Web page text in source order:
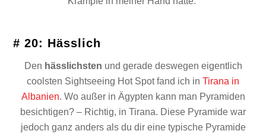
# 20: Hässlich
Den hässlichsten und gerade deswegen eigentlich
coolsten Sightseeing Hot Spot fand ich in Tirana in
Albanien. Wo außer in Ägypten kann man Pyramiden
besichtigen? – Richtig, in Tirana. Diese Pyramide war
jedoch ganz anders als du dir eine typische Pyramide